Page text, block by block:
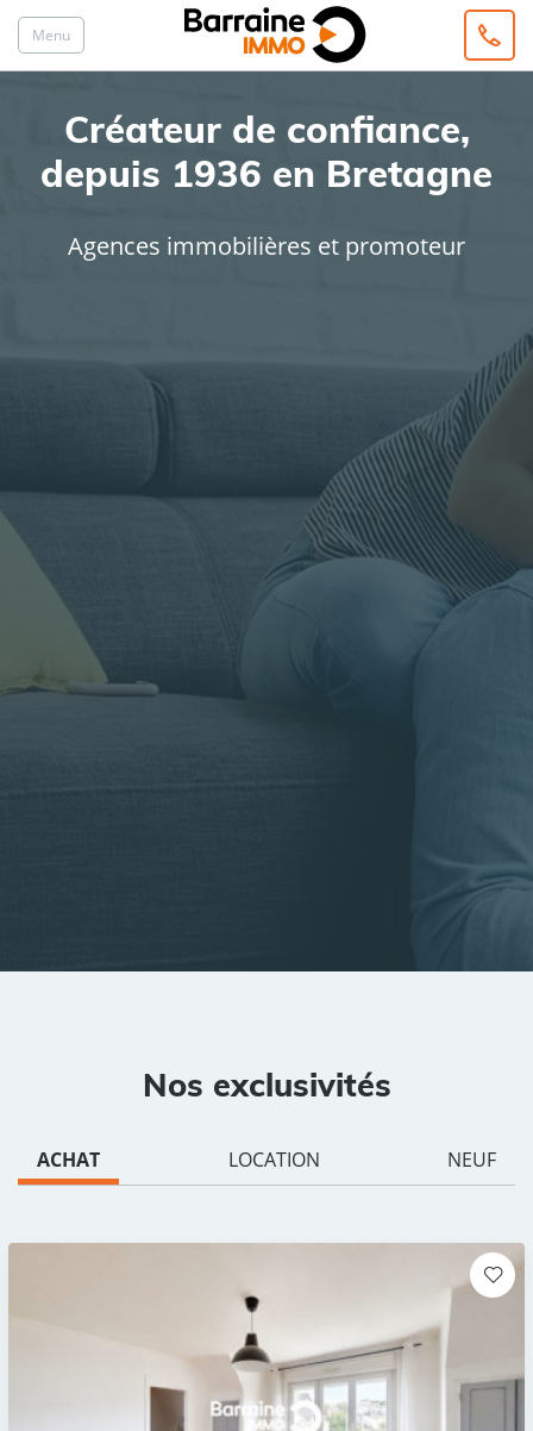
Menu
Créateur de confiance,
depuis 1936 en Bretagne
Agences immobilières et promoteur
Rayon
Nos exclusivités
ACHAT LOCATION NEUF